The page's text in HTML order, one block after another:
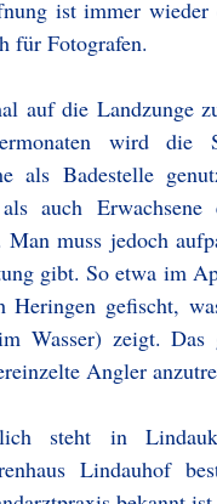
ist immer wieder
für Fotografen.
auf die Landzunge
wird die
als Badestelle
auch
Man muss jedoch
gibt. So etwa im
Heringen gefischt,
Wasser) zeigt. Das
Angler
steht in
Lindauhof